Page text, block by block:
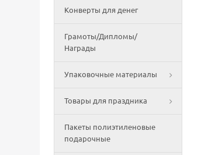
Конверты для денег
Грамоты/Дипломы/
Награды
Упаковочные материалы
Товары для праздника
Пакеты полиэтиленовые
подарочные